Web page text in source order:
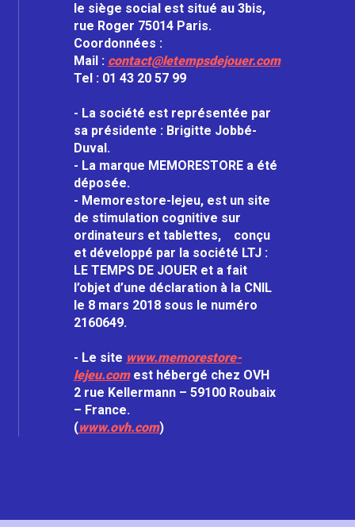
le siège social est situé au 3bis,
rue Roger 75014 Paris.
Coordonnées :
Mail : contact@letempsdejouer.com
Tel : 01 43 20 57 99
- La société est représentée par
sa présidente : Brigitte Jobbé-
Duval.
- La marque MEMORESTORE a été
déposée.
- Memorestore-lejeu, est un site
de stimulation cognitive sur
ordinateurs et tablettes, conçu
et développé par la société LTJ :
LE TEMPS DE JOUER et a fait
l’objet d’une déclaration à la CNIL
le 8 mars 2018 sous le numéro
2160649.
- Le site www.memorestore-
lejeu.comest hébergé chez OVH
2 rue Kellermann – 59100 Roubaix
– France.
(www.ovh.com)